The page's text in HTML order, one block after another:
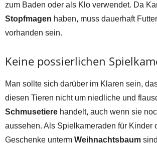
zum Baden oder als Klo verwendet. Da
Stopfmagen haben, muss dauerhaft
vorhanden sein.
Keine possierlichen
Man sollte sich darüber im Klaren sein,
diesen Tieren nicht um niedliche und
Schmusetiere handelt, auch wenn sie
aussehen. Als Spielkameraden für Kinder
Geschenke unterm Weihnachtsbaum